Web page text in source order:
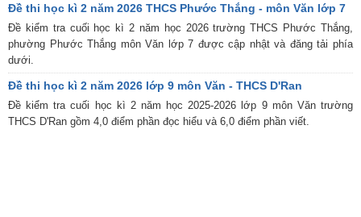
Đề thi học kì 2 năm 2026 THCS Phước Thắng - môn Văn lớp 7
Đề kiểm tra cuối học kì 2 năm học 2026 trường THCS Phước Thắng,
phường Phước Thắng môn Văn lớp 7 được cập nhật và đăng tải phía
dưới.
Đề thi học kì 2 năm 2026 lớp 9 môn Văn - THCS D'Ran
Đề kiểm tra cuối học kì 2 năm học 2025-2026 lớp 9 môn Văn trường
THCS D'Ran gồm 4,0 điểm phần đọc hiểu và 6,0 điểm phần viết.